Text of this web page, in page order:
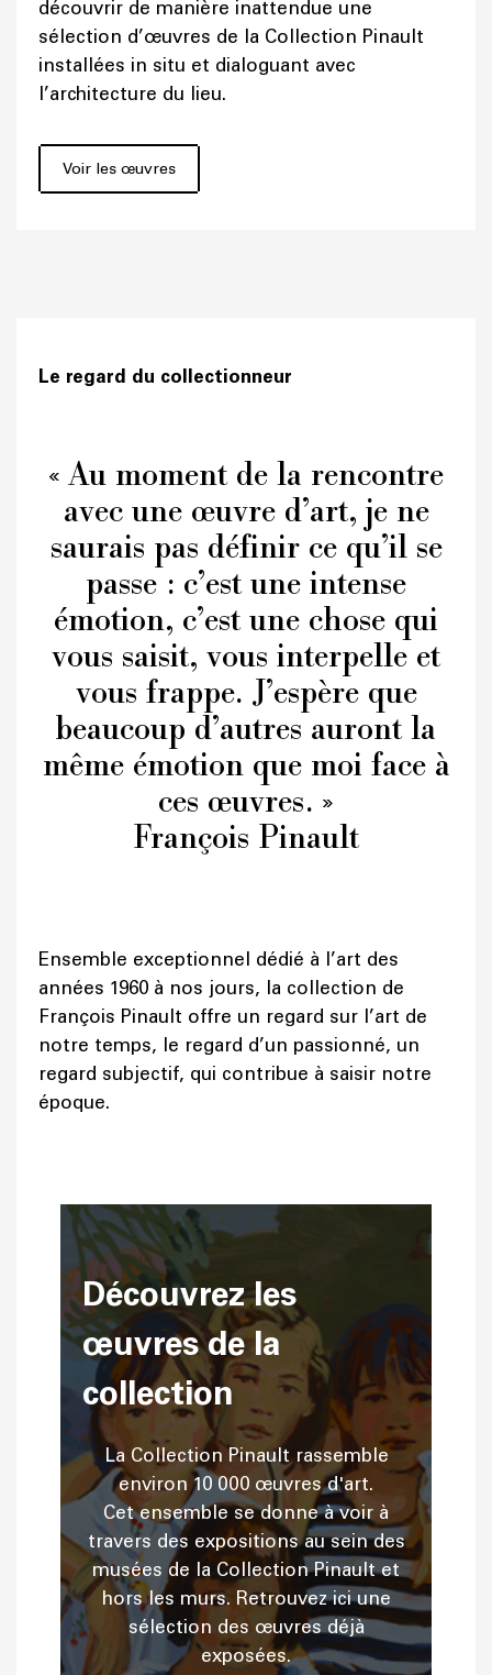
découvrir de manière inattendue une
sélection d’œuvres de la Collection Pinault
installées in situ et dialoguant avec
l’architecture du lieu.
Voir les œuvres
Le regard du collectionneur
« Au moment de la rencontre
avec une œuvre d’art, je ne
saurais pas définir ce qu’il se
passe : c’est une intense
émotion, c’est une chose qui
vous saisit, vous interpelle et
vous frappe. J’espère que
beaucoup d’autres auront la
même émotion que moi face à
ces œuvres. »
François Pinault
Ensemble exceptionnel dédié à l’art des
années 1960 à nos jours, la collection de
François Pinault offre un regard sur l’art de
notre temps, le regard d’un passionné, un
regard subjectif, qui contribue à saisir notre
époque.
Découvrez les
œuvres de la
collection
La Collection Pinault rassemble
environ 10 000 œuvres d'art.
Cet ensemble se donne à voir à
travers des expositions au sein des
musées de la Collection Pinault et
hors les murs. Retrouvez ici une
sélection des œuvres déjà
exposées.